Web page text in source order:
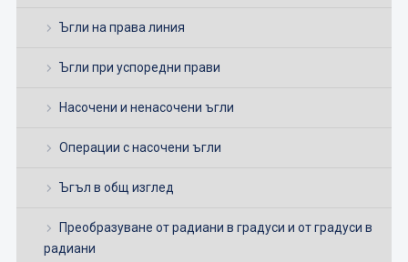
Ъгли на права линия
Ъгли при успоредни прави
Насочени и ненасочени ъгли
Операции с насочени ъгли
Ъгъл в общ изглед
Преобразуване от радиани в градуси и от градуси в
радиани